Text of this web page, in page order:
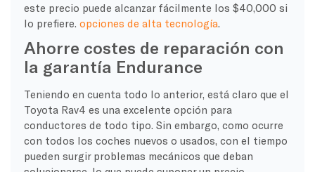
este precio puede alcanzar fácilmente los $40,000 si
lo prefiere. opciones de alta tecnología.
Ahorre costes de reparación con
la garantía Endurance
Teniendo en cuenta todo lo anterior, está claro que el
Toyota Rav4 es una excelente opción para
conductores de todo tipo. Sin embargo, como ocurre
con todos los coches nuevos o usados, con el tiempo
pueden surgir problemas mecánicos que deban